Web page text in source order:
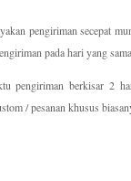
pengiriman secepat
pada hari yang
pengiriman berkisar 2
/ pesanan khusus